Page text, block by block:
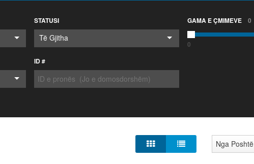
STATUSI
Të Gjitha
GAMA E ÇMIMEVE 0
0
ID #
Nga Poshtë